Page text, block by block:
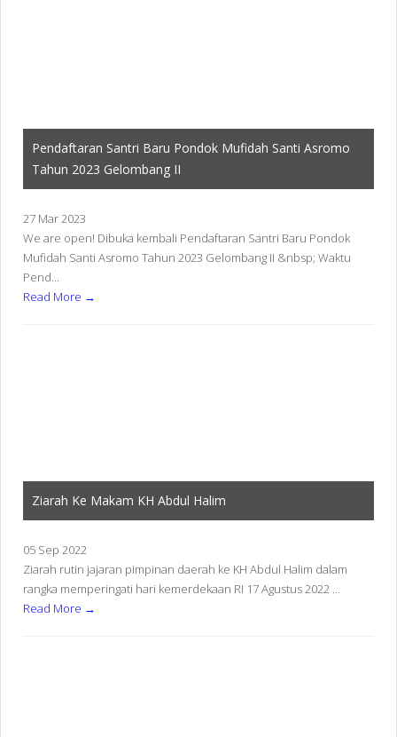
Pendaftaran Santri Baru Pondok Mufidah Santi Asromo
Tahun 2023 Gelombang II
27 Mar 2023
We are open! Dibuka kembali Pendaftaran Santri Baru Pondok
Mufidah Santi Asromo Tahun 2023 Gelombang II &nbsp; Waktu
Pend...
Read More →
Ziarah Ke Makam KH Abdul Halim
05 Sep 2022
Ziarah rutin jajaran pimpinan daerah ke KH Abdul Halim dalam
rangka memperingati hari kemerdekaan RI 17 Agustus 2022 ...
Read More →